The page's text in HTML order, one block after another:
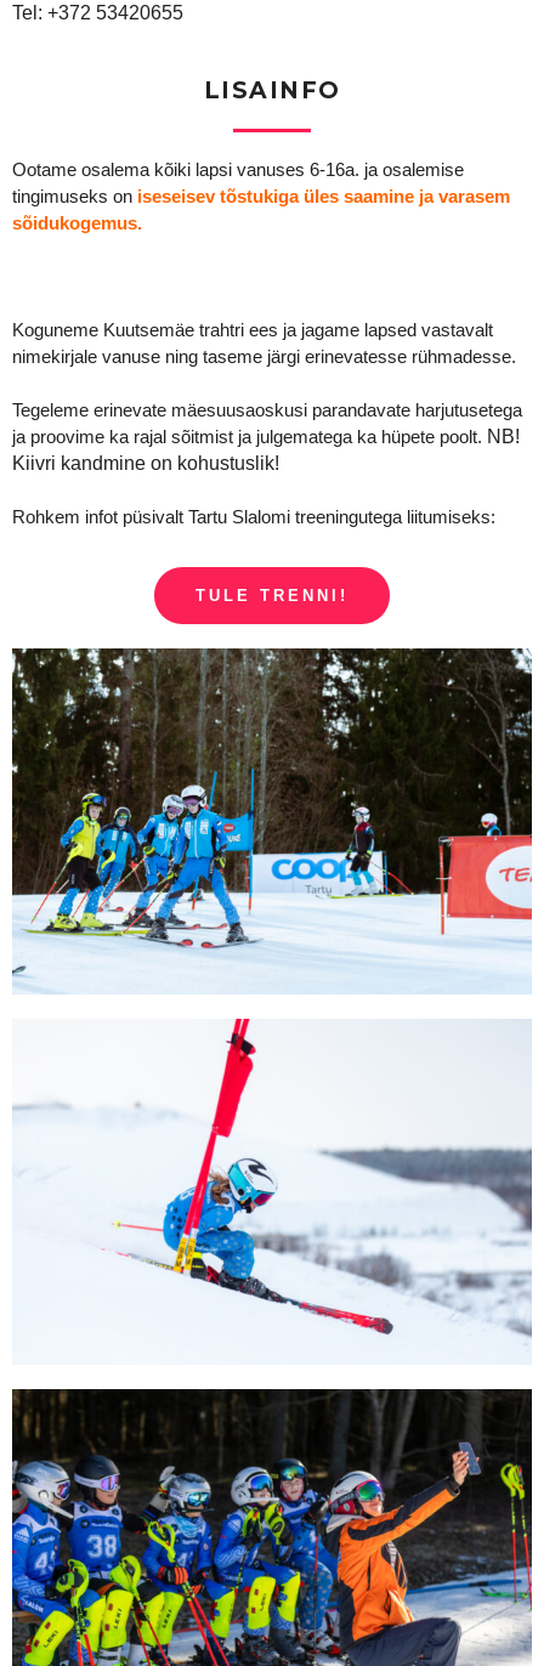
Tel: +372 53420655
LISAINFO
Ootame osalema kõiki lapsi vanuses 6-16a. ja osalemise
tingimuseks on iseseisev tõstukiga üles saamine ja varasem
sõidukogemus.
Koguneme Kuutsemäe trahtri ees ja jagame lapsed vastavalt
nimekirjale vanuse ning taseme järgi erinevatesse rühmadesse.
Tegeleme erinevate mäesuusaoskusi parandavate harjutusetega
ja proovime ka rajal sõitmist ja julgematega ka hüpete poolt. NB!
Kiivri kandmine on kohustuslik!
Rohkem infot püsivalt Tartu Slalomi treeningutega liitumiseks:
TULE TRENNI!